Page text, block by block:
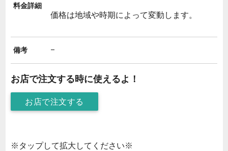
料金詳細
価格は地域や時期によって変動します。
備考 –
お店で注文する時に使えるよ！
お店で注文する
※タップして拡大してください※